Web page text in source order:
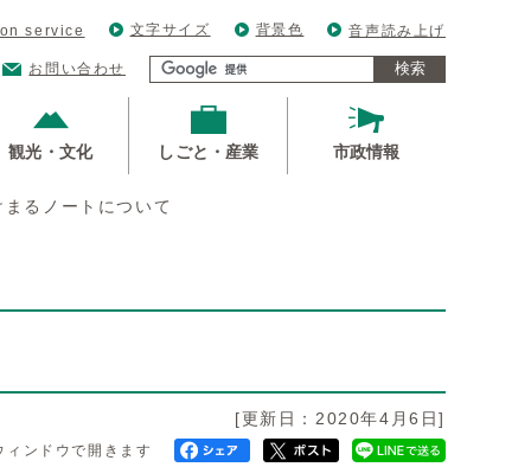
service 文字サイズ 背景色 音声読み上げ
お問い合わせ 検索
観光・文化 しごと・産業 市政情報
まるノートについて
[更新日：2020年4月6日]
ィンドウで開きます